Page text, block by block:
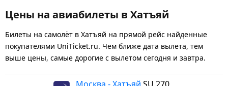
Цены на авиабилеты в Хатъяй
Билеты на самолёт в Хатъяй на прямой рейс найденные
покупателями UniTicket.ru. Чем ближе дата вылета, тем
выше цены, самые дорогие с вылетом сегодня и завтра.
Москва - Хатъяй SU 270